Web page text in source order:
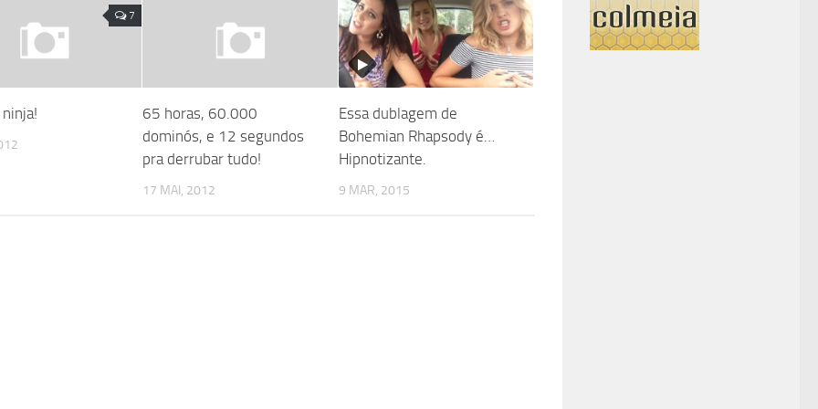
7
ninja!
65 horas, 60.000
dominós, e 12 segundos
pra derrubar tudo!
17 MAI, 2012
Essa dublagem de
Bohemian Rhapsody é…
Hipnotizante.
9 MAR, 2015